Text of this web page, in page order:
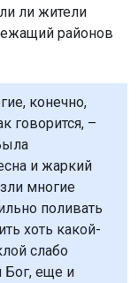
ли жители
районов
конечно,
говорится, –
и жаркий
многие
поливать
хоть какой-
слабо
Бог, еще и